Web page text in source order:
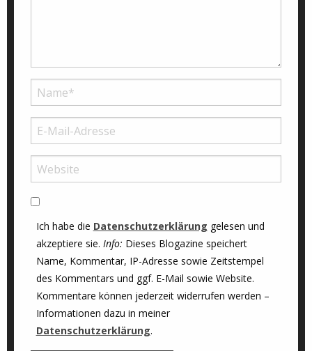
Ich habe die Datenschutzerklärung gelesen und
akzeptiere sie. Info: Dieses Blogazine speichert
Name, Kommentar, IP-Adresse sowie Zeitstempel
des Kommentars und ggf. E-Mail sowie Website.
Kommentare können jederzeit widerrufen werden –
Informationen dazu in meiner
Datenschutzerklärung.